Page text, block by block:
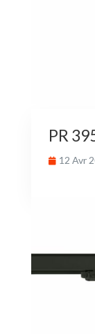
PR
12 Avr